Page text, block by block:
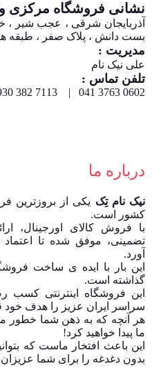
نشانی فروشگاه مرکزی
آذربایجان شرقی ، عجب شیر ،
بست دانش ، پلاک صفر ، طبقه
مدیریت :
علی نیک نام
تلفن تماس :
0602 3763 041 | 7113 382 0930
درباره ما
نیک نام تِک یکی از بروزترین
کشور است.
با فروش کالای اورجینال،
تضمینی، موفق شده تا
آورد.
این بار با ایده ی ساخت
گذاشته است.
این فروشگاه اینترنتی کسب
سراسر ایران عزیز را هدف خود
هر آنچه که به ذهن شما خطور
ما پیدا خواهید کرد!
این باعث افتخار ماست که
بدون دغدغه را برای شما